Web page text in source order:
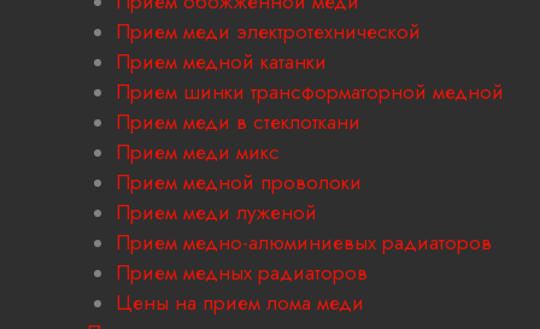
Прием меди электротехнической
Прием медной катанки
Прием шинки трансформаторной медной
Прием меди в стеклоткани
Прием меди микс
Прием медной проволоки
Прием меди луженой
Прием медно-алюминиевых радиаторов
Прием медных радиаторов
Цены на прием лома меди